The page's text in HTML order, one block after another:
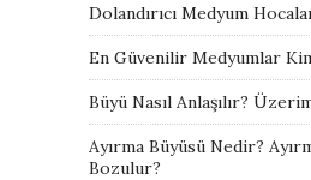
Dolandırıcı Medyum
En Güvenilir Medyumlar
Büyü Nasıl Anlaşılır?
Ayırma Büyüsü Nedir?
Bozulur?